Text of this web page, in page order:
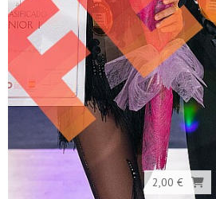
2,00 €